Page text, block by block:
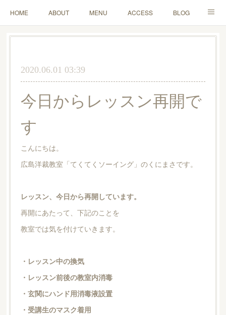
HOME ABOUT MENU ACCESS BLOG
MAIL
2020.06.01 03:39
今日からレッスン再開で
す
こんにちは。
広島洋裁教室「てくてくソーイング」のくにまさです。
レッスン、今日から再開しています。
再開にあたって、下記のことを
教室では気を付けていきます。
・レッスン中の換気
・レッスン前後の教室内消毒
・玄関にハンド用消毒液設置
・受講生のマスク着用